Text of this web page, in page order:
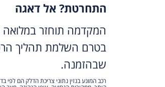
התחרטת? אל דאגה
המקדמה תוחזר
בטרם השלמת תהליך
שבהזמנה.
רכב המונע בנזין נתוני צריכת הדלק הם לפי